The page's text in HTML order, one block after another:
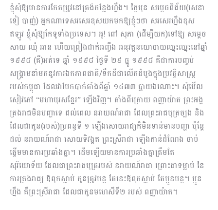
ខ្ញុំសុំឱ្យមានការកែតម្រូវនៅត្រង់កន្លែងហ្នឹង។ ថ្ងៃមុន សម្តេចពិជ័យ(សេនា
ទៀ បាញ់) អ្នកណាទេសរសេរខុសយកមកឱ្យខ្ញុំៗថា សរសេរហ្នឹងខុស
ឥឡូវ ខ្ញុំសុំឱ្យកែទូទាំងប្រទេស។ អូ! ពៅ សុភា (ដើម្បីយក)ទៅឱ្យ សម្តេច
សាយ ឈុំ អាន ហើយព្រៀងដាក់អញ្ចឹង អនុវត្តនយោបាយឈ្នះឈ្នះនៅឆ្នាំ
១៩៩៨ (គឺ)អត់ទេ ឆ្នាំ ១៩៩៨ ថ្ងៃទី ២៩ ធ្នូ ១៩៩៨ គឺជាការបញ្ចប់
សង្គ្រាមនាំមកនូវការឯកភាពជាតិ/ទឹកដីជាលើកដំបូងក្នុងប្រវត្តិសាស្ត្រ
របស់កម្ពុជា ដែលវាបែកបាក់តាំងពីឆ្នាំ ១៤៧៣ ប្លាយឯណោះ។ សុំមើល
សៀវភៅ “មហាបុរសខ្មែរ” ឡើងវិញ។ តាំងពីក្រោយ ពញ្ញាយ៉ាត ព្រះអង្គ
គ្រងរាជមិនបញ្ហាទេ ដល់ពេល នរាយណ៍រាជា ដែលព្រះរាជបុត្រច្បង និង
ដែលជាកូន(របស់)ប្រពន្ធទី ១ ឡើងសោយរាជ្យក៏មិនទាន់មានបញ្ហា ប៉ុន្តែ
ដល់ នរាយណ៍រាជា សោយទិវង្គត ព្រះស្រីរាជា ឡើងកាន់ដំណែង ចាប់
ផ្តើមមានការប្រឆាំងគ្នា។ ដើមឡើយមានការប្រឆាំងគ្នាត្រឹមតែ
សុរិយោទ័យ ដែលជាព្រះរាជបុត្ររបស់ នរាយណ៍រាជា​ ព្រោះជាទម្លាប់ នៃ
ការគ្រងរាជ្យ ឪពុកស្លាប់ កូនត្រូវបន្ត តែនេះឪពុកស្លាប់ តែប្អូនបន្ត។ ប្អូន
ហ្នឹង គឺព្រះស្រីរាជា ដែលជាកូនមហេសីទី២ របស់ ពញ្ញាយ៉ាត។